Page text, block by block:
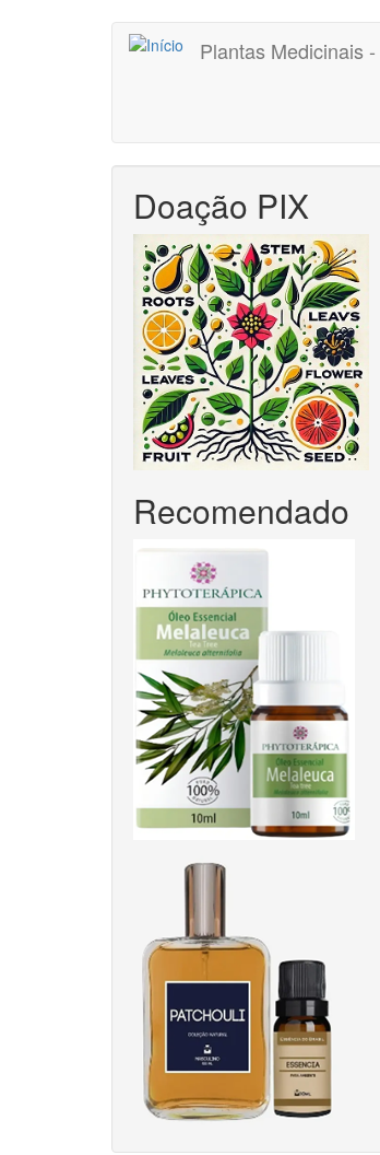
Plantas Medicinais
Doação PIX
Recomendado